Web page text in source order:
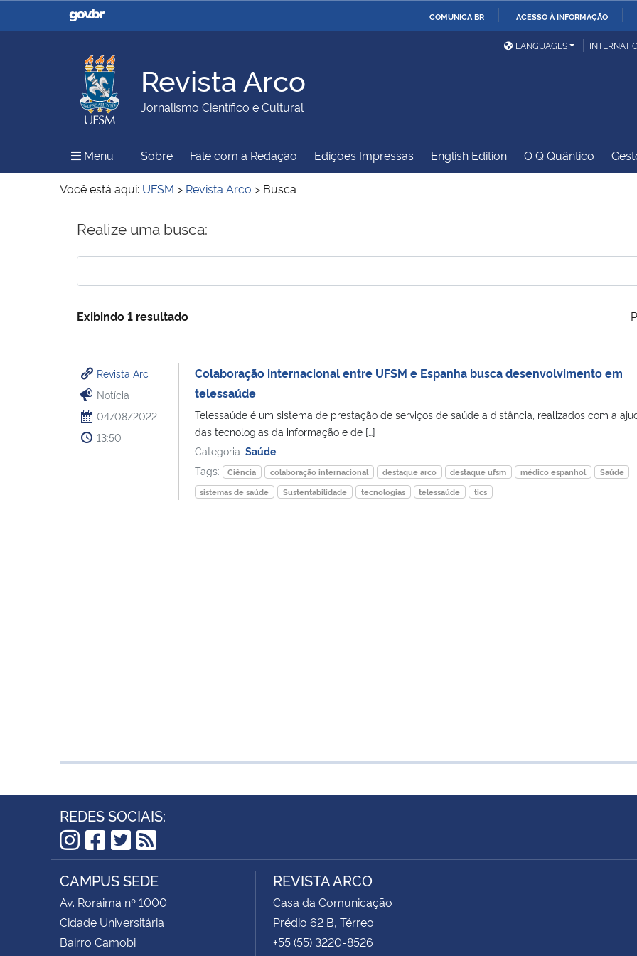
COMUNICA BR ACESSO À INFORMAÇÃO
Casa Civil
Ministério da Justiça e
Ministério da Defesa
Ministério das Relações
Exteriores
Ministério da Agricultura,
Pecuária e Abastecimento
Ministério da Educação
Ministério do Meio Ambiente Ministério do Turismo
Ministério do
Controladoria-Geral da
LANGUAGES
Revista Arco
Jornalismo Científico e Cultural
Menu Menu Principal do Sítio
Sobre Fale com a Redação Edições Impressas English Edition O Q Quântico
Você está aqui: UFSM > Revista Arco > Busca
Início do conteúdo
Realize uma busca:
Exibindo 1 resultado
Revista Arc
Notícia
04/08/2022
13:50
Colaboração internacional entre UFSM e Espanha busca desenvolvimento em
telessaúde
Telessaúde é um sistema de prestação de serviços de saúde a distância, realizados com a
das tecnologias da informação e de […]
Categoria: Saúde
Tags:
Ciência colaboração internacional destaque arco destaque ufsm médico espanhol
Saúde
sistemas de saúde
Sustentabilidade tecnologias telessaúde tics
REDES SOCIAIS:
Instagram
Facebook
Twitter
RSS
CAMPUS SEDE
Av. Roraima nº 1000
Cidade Universitária
Bairro Camobi
REVISTA ARCO
Casa da Comunicação
Prédio 62 B, Térreo
+55 (55) 3220-8526